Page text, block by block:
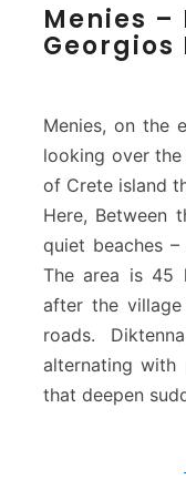
Menies –
Georgios
Menies, on the
looking over
of Crete island
Here, Between
quiet beaches
The area is 45
after the
roads.
alternating with
that deepen